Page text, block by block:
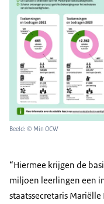
Beeld: © Min OCW
“Hiermee krijgen de
miljoen leerlingen een
staatssecretaris